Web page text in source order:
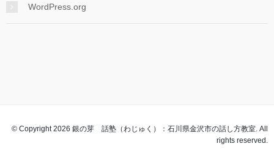
WordPress.org
© Copyright 2026 銀の芽 話塾（わじゅく）：石川県金沢市の話し方教室. All
rights reserved.